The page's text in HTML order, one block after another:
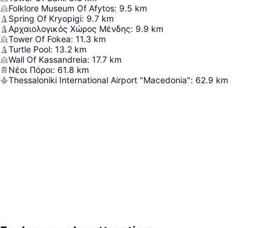
Folklore Museum Of Afytos: 9.5 km
Spring Of Kryopigi: 9.7 km
Αρχαιολογικός Χώρος Μένδης: 9.9 km
Tower Of Fokea: 11.3 km
Turtle Pool: 13.2 km
Wall Of Kassandreia: 17.7 km
Νέοι Πόροι: 61.8 km
Thessaloniki International Airport "Macedonia": 62.9 km